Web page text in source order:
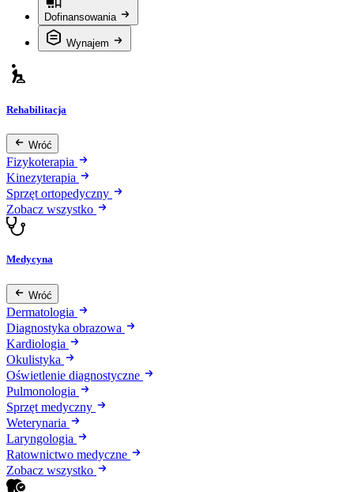
Dofinansowania
Wynajem
Rehabilitacja
Wróć
Fizykoterapia
Kinezyterapia
Sprzęt ortopedyczny
Zobacz wszystko
Medycyna
Wróć
Dermatologia
Diagnostyka obrazowa
Kardiologia
Okulistyka
Oświetlenie diagnostyczne
Pulmonologia
Sprzęt medyczny
Weterynaria
Laryngologia
Ratownictwo medyczne
Zobacz wszystko